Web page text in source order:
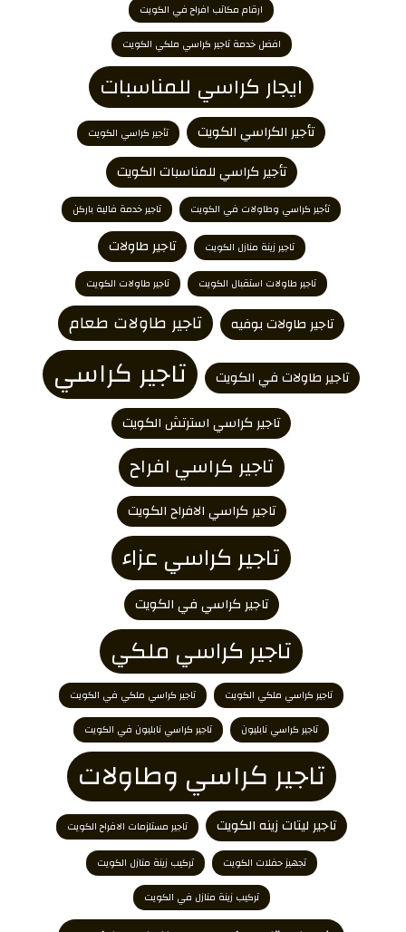
ارقام مكاتب افراح في الكويت
افضل خدمة تاجير كراسي ملكي الكويت
ايجار كراسي للمناسبات
تأجير الكراسي الكويت تأجير كراسي الكويت
تأجير كراسي للمناسبات الكويت
تأجير كراسي وطاولات في الكويت تاجير خدمة فالية باركن
تاجير زينة منازل الكويت تاجير طاولات
تاجير طاولات استقبال الكويت تاجير طاولات الكويت
تاجير طاولات بوفيه تاجير طاولات طعام
تاجير طاولات في الكويت تاجير كراسي
تاجير كراسي استرتش الكويت
تاجير كراسي افراح
تاجير كراسي الافراح الكويت
تاجير كراسي عزاء
تاجير كراسي في الكويت
تاجير كراسي ملكي
تاجير كراسي ملكي الكويت
تاجير كراسي ملكي في الكويت
تاجير كراسي نابليون
تاجير كراسي نابليون في الكويت
تاجير كراسي وطاولات
تاجير ليتات زينه الكويت
تاجير مستلزمات الافراح الكويت
تجهيز حفلات الكويت
تركيب زينة منازل الكويت
تركيب زينة منازل في الكويت